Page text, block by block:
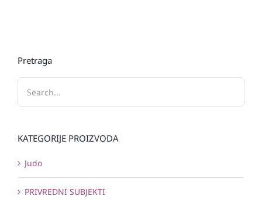
Pretraga
KATEGORIJE PROIZVODA
Judo
PRIVREDNI SUBJEKTI